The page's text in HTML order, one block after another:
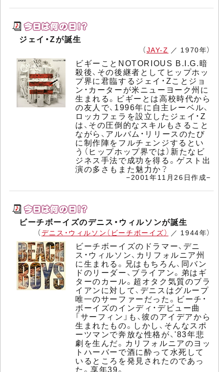
ジェイ・Zが誕生
（JAY-Z ／ 1970年）
ビギーことNOTORIOUS B.I.G.暗
殺後、その後継者としてヒップホッ
プ界に君臨するジェイ・Zことジョ
ン・カーターが米ニューヨーク州に
生まれる。ビギーとは高校時代から
の友人で、1996年に自主レーベル、
ロッカフェラを設立したジェイ・Z
は、その圧倒的なスキルもさること
ながら、アルバム・リリースのたび
に制作陣をフルチェンジするとい
う（ヒップホップ界では）新たなビ
ジネス手法で成功を得る。ゲスト出
演の多さもまた魅力か？
−2001年11月26日作成−
ビーチボーイズのデニス・ウィルソンが誕生
（デニス・ウィルソン（ビーチボーイズ） ／ 1944年）
ビーチボーイズのドラマー、デニ
ス・ウィルソン、カリフォルニア州
に生まれる。兄はもちろん、同バン
ドのリーダー、ブライアン。弟はギ
ターのカール。超オタク気質のブラ
イアンに対して、デニスはグループ
唯一のサーファーだった。ビーチ・
ボーイズのインディ・デビュー曲
「サーフィン」も、彼のアイデアから
生まれたもの。しかし、そんなスポ
ーツマンで奔放な性格が、'83年悲
劇を生んだ。カリフォルニアのヨッ
トハーバーで酒に酔って水死して
いるところを発見されたのであっ
た。享年39。